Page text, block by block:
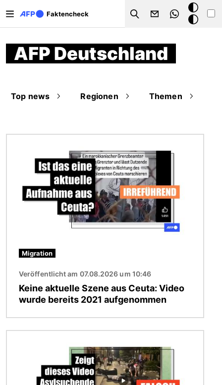
Faktencheck
Search
Dark
Mode
AFP Deutschland
Top news Regionen Themen
Migration
Veröffentlicht am 07.08.2026 um 10:46
Keine aktuelle Szene aus Ceuta: Video
wurde bereits 2021 aufgenommen